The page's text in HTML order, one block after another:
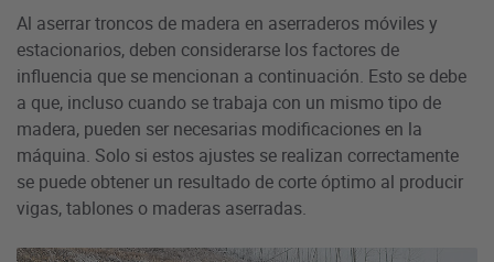
Al aserrar troncos de madera en aserraderos móviles y
estacionarios, deben considerarse los factores de
influencia que se mencionan a continuación. Esto se debe
a que, incluso cuando se trabaja con un mismo tipo de
madera, pueden ser necesarias modificaciones en la
máquina. Solo si estos ajustes se realizan correctamente
se puede obtener un resultado de corte óptimo al producir
vigas, tablones o maderas aserradas.